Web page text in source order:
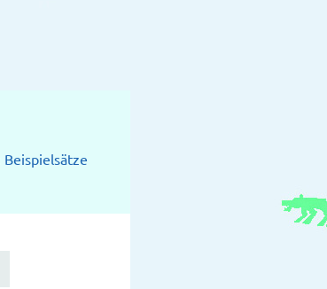
Beispielsätze